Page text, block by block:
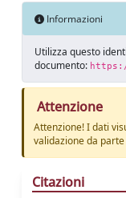
Informazioni
Utilizza questo
documento:
Attenzione
Attenzione! I dati
validazione da
Citazioni